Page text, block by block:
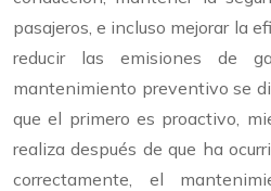
pasajeros, e incluso mejorar la
reducir las emisiones de
mantenimiento preventivo se
que el primero es proactivo,
realiza después de que ha
correctamente, el